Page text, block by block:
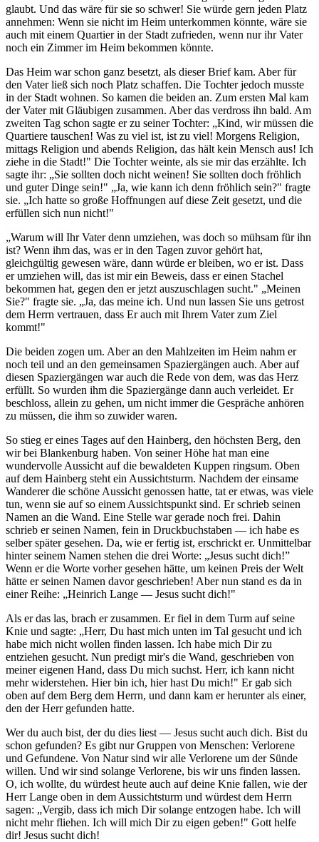
glaubt. Und das wäre für sie so schwer! Sie würde gern jeden Platz
annehmen: Wenn sie nicht im Heim unterkommen könnte, wäre sie
auch mit einem Quartier in der Stadt zufrieden, wenn nur ihr Vater
noch ein Zimmer im Heim bekommen könnte.
Das Heim war schon ganz besetzt, als dieser Brief kam. Aber für
den Vater ließ sich noch Platz schaffen. Die Tochter jedoch musste
in der Stadt wohnen. So kamen die beiden an. Zum ersten Mal kam
der Vater mit Gläubigen zusammen. Aber das verdross ihn bald. Am
zweiten Tag schon sagte er zu seiner Tochter: „Kind, wir müssen die
Quartiere tauschen! Was zu viel ist, ist zu viel! Morgens Religion,
mittags Religion und abends Religion, das hält kein Mensch aus! Ich
ziehe in die Stadt!" Die Tochter weinte, als sie mir das erzählte. Ich
sagte ihr: „Sie sollten doch nicht weinen! Sie sollten doch fröhlich
und guter Dinge sein!" „Ja, wie kann ich denn fröhlich sein?" fragte
sie. „Ich hatte so große Hoffnungen auf diese Zeit gesetzt, und die
erfüllen sich nun nicht!"
„Warum will Ihr Vater denn umziehen, was doch so mühsam für ihn
ist? Wenn ihm das, was er in den Tagen zuvor gehört hat,
gleichgültig gewesen wäre, dann würde er bleiben, wo er ist. Dass
er umziehen will, das ist mir ein Beweis, dass er einen Stachel
bekommen hat, gegen den er jetzt auszuschlagen sucht." „Meinen
Sie?" fragte sie. „Ja, das meine ich. Und nun lassen Sie uns getrost
dem Herrn vertrauen, dass Er auch mit Ihrem Vater zum Ziel
kommt!"
Die beiden zogen um. Aber an den Mahlzeiten im Heim nahm er
noch teil und an den gemeinsamen Spaziergängen auch. Aber auf
diesen Spaziergängen war auch die Rede von dem, was das Herz
erfüllt. So wurden ihm die Spaziergänge dann auch verleidet. Er
beschloss, allein zu gehen, um nicht immer die Gespräche anhören
zu müssen, die ihm so zuwider waren.
So stieg er eines Tages auf den Hainberg, den höchsten Berg, den
wir bei Blankenburg haben. Von seiner Höhe hat man eine
wundervolle Aussicht auf die bewaldeten Kuppen ringsum. Oben
auf dem Hainberg steht ein Aussichtsturm. Nachdem der einsame
Wanderer die schöne Aussicht genossen hatte, tat er etwas, was viele
tun, wenn sie auf so einem Aussichtspunkt sind. Er schrieb seinen
Namen an die Wand. Eine Stelle war gerade noch frei. Dahin
schrieb er seinen Namen, fein in Druckbuchstaben — ich habe es
selber später gesehen. Da, wie er fertig ist, erschrickt er. Unmittelbar
hinter seinem Namen stehen die drei Worte: „Jesus sucht dich!”
Wenn er die Worte vorher gesehen hätte, um keinen Preis der Welt
hätte er seinen Namen davor geschrieben! Aber nun stand es da in
einer Reihe: „Heinrich Lange — Jesus sucht dich!"
Als er das las, brach er zusammen. Er fiel in dem Turm auf seine
Knie und sagte: „Herr, Du hast mich unten im Tal gesucht und ich
habe mich nicht wollen finden lassen. Ich habe mich Dir zu
entziehen gesucht. Nun predigt mir's die Wand, geschrieben von
meiner eigenen Hand, dass Du mich suchst. Herr, ich kann nicht
mehr widerstehen. Hier bin ich, hier hast Du mich!" Er gab sich
oben auf dem Berg dem Herrn, und dann kam er herunter als einer,
den der Herr gefunden hatte.
Wer du auch bist, der du dies liest — Jesus sucht auch dich. Bist du
schon gefunden? Es gibt nur Gruppen von Menschen: Verlorene
und Gefundene. Von Natur sind wir alle Verlorene um der Sünde
willen. Und wir sind solange Verlorene, bis wir uns finden lassen.
O, ich wollte, du würdest heute auch auf deine Knie fallen, wie der
Herr Lange oben in dem Aussichtsturm und würdest dem Herrn
sagen: „Vergib, dass ich mich Dir solange entzogen habe. Ich will
nicht mehr fliehen. Ich will mich Dir zu eigen geben!" Gott helfe
dir! Jesus sucht dich!